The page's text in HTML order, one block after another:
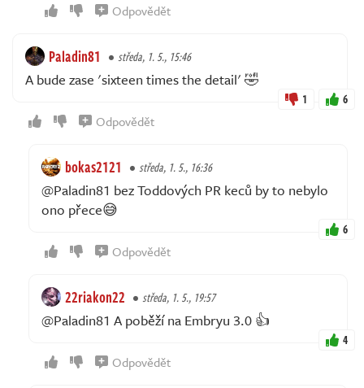
Odpovědět
Paladin81 středa, 1. 5., 15:46
A bude zase 'sixteen times the detail' 🤣
1 6
Odpovědět
bokas2121 středa, 1. 5., 16:36
@Paladin81 bez Toddových PR keců by to nebylo
ono přece😅
6
Odpovědět
22riakon22 středa, 1. 5., 19:57
@Paladin81 A poběží na Embryu 3.0 👍
4
Odpovědět